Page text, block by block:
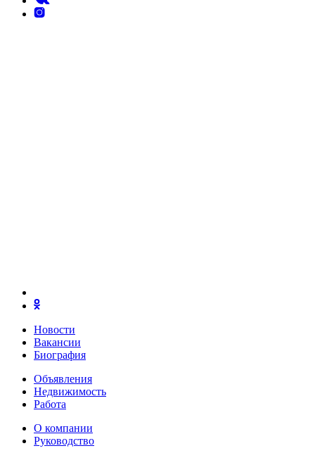
Новости
Вакансии
Биография
Объявления
Недвижимость
Работа
О компании
Руководство